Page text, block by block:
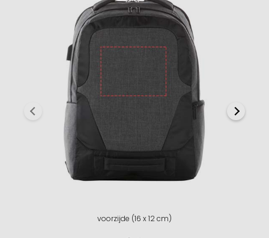
voorzijde (16 x 12 cm)